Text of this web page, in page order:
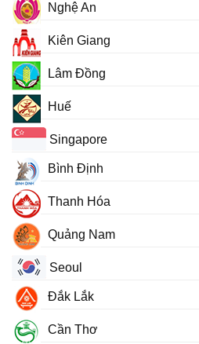
Nghệ An
Kiên Giang
Lâm Đồng
Huế
Singapore
Bình Định
Thanh Hóa
Quảng Nam
Seoul
Đắk Lắk
Cần Thơ